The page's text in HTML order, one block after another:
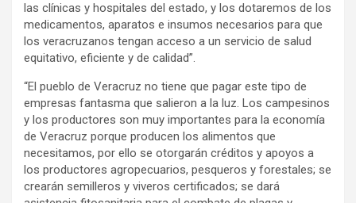
las clínicas y hospitales del estado, y los dotaremos de los
medicamentos, aparatos e insumos necesarios para que
los veracruzanos tengan acceso a un servicio de salud
equitativo, eficiente y de calidad”.
“El pueblo de Veracruz no tiene que pagar este tipo de
empresas fantasma que salieron a la luz. Los campesinos
y los productores son muy importantes para la economía
de Veracruz porque producen los alimentos que
necesitamos, por ello se otorgarán créditos y apoyos a
los productores agropecuarios, pesqueros y forestales; se
crearán semilleros y viveros certificados; se dará